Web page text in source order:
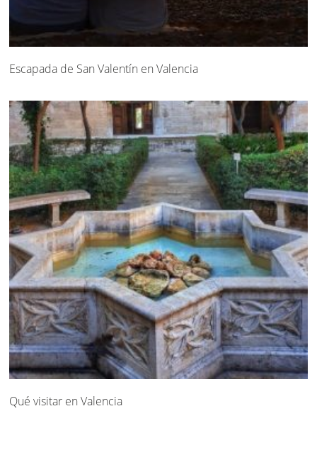
Escapada de San Valentín en Valencia
Qué visitar en Valencia